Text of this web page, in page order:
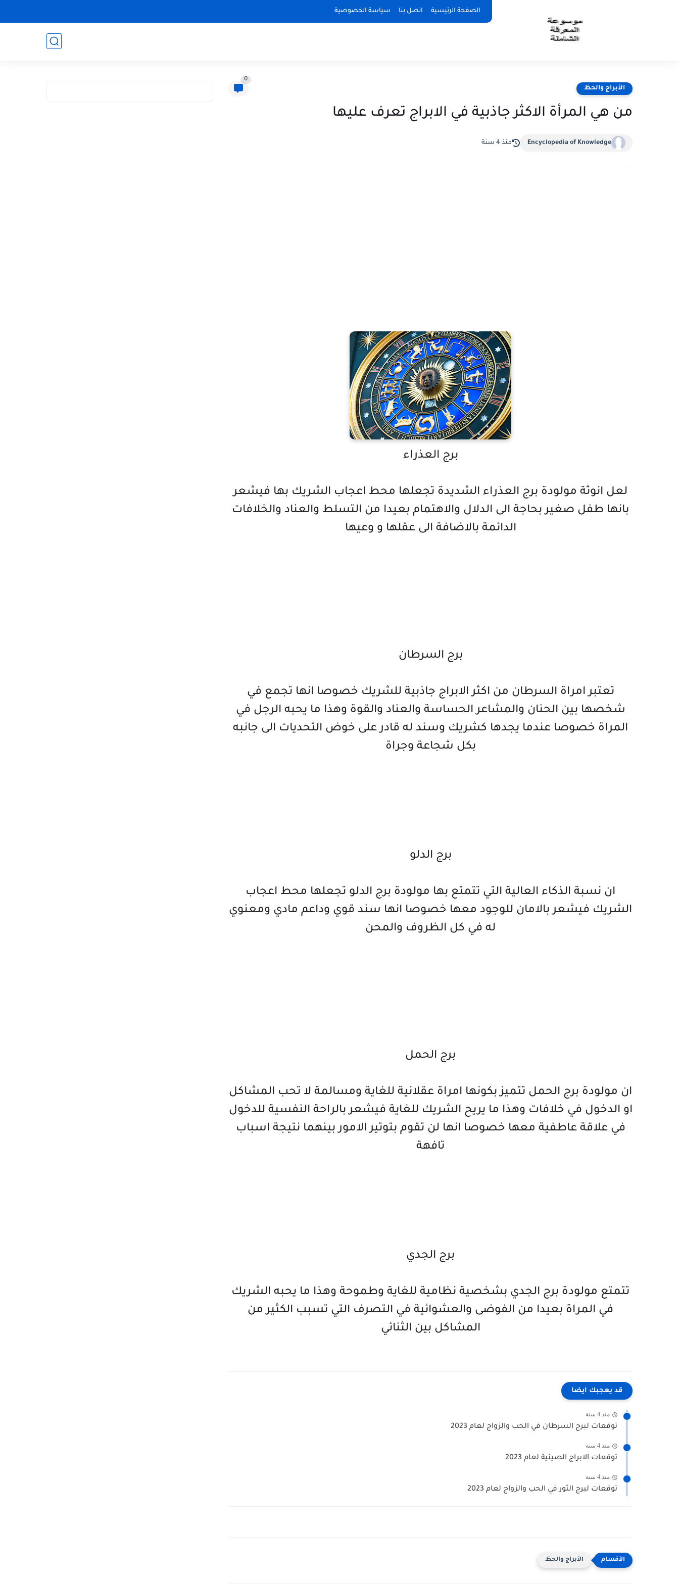
الصفحة الرئيسية اتصل بنا سياسة الخصوصية
الأبراج والحظ
0
من هي المرأة الاكثر جاذبية في الابراج تعرف عليها
Encyclopedia of Knowledge منذ 4 سنة
برج العذراء
لعل انوثة مولودة برج العذراء الشديدة تجعلها محط اعجاب الشريك بها فيشعر
بانها طفل صغير بحاجة الى الدلال والاهتمام بعيدا من التسلط والعناد والخلافات
الدائمة بالاضافة الى عقلها و وعيها
برج السرطان
تعتبر امراة السرطان من اكثر الابراج جاذبية للشريك خصوصا انها تجمع في
شخصها بين الحنان والمشاعر الحساسة والعناد والقوة وهذا ما يحبه الرجل في
المراة خصوصا عندما يجدها كشريك وسند له قادر على خوض التحديات الى جانبه
بكل شجاعة وجراة
برج الدلو
ان نسبة الذكاء العالية التي تتمتع بها مولودة برج الدلو تجعلها محط اعجاب
الشريك فيشعر بالامان للوجود معها خصوصا انها سند قوي وداعم مادي ومعنوي
له في كل الظروف والمحن
برج الحمل
ان مولودة برج الحمل تتميز بكونها امراة عقلانية للغاية ومسالمة لا تحب المشاكل
او الدخول في خلافات وهذا ما يريح الشريك للغاية فيشعر بالراحة النفسية للدخول
في علاقة عاطفية معها خصوصا انها لن تقوم بتوتير الامور بينهما نتيجة اسباب
تافهة
برج الجدي
تتمتع مولودة برج الجدي بشخصية نظامية للغاية وطموحة وهذا ما يحبه الشريك
في المراة بعيدا من الفوضى والعشوائية في التصرف التي تسبب الكثير من
المشاكل بين الثنائي
قد يعجبك ايضا
منذ 4 سنة
توقعات لبرج السرطان في الحب والزواج لعام 2023
منذ 4 سنة
توقعات الابراج الصينية لعام 2023
منذ 4 سنة
توقعات لبرج الثور في الحب والزواج لعام 2023
الأبراج والحظ